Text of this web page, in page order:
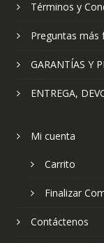
Términos y
Preguntas más
GARANTÍAS Y
ENTREGA,
Mi cuenta
Carrito
Finalizar
Contáctenos